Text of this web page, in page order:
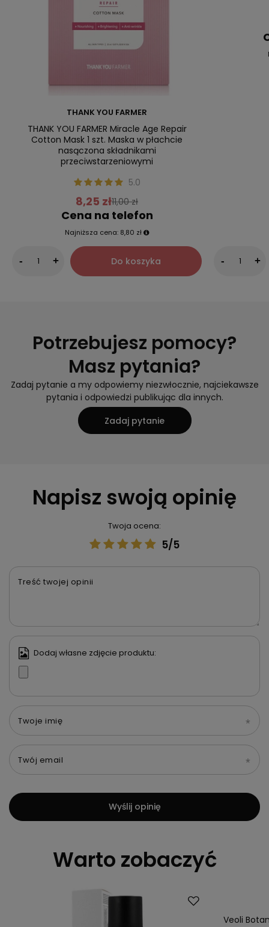
THANK YOU FARMER
THANK YOU FARMER Miracle Age Repair
Cotton Mask 1 szt. Maska w płachcie
nasączona składnikami
przeciwstarzeniowymi
5.0
8,25 zł11,00 zł
Cena na telefon
Najniższa cena: 8,80 zł
- + Do koszyka - +
Potrzebujesz pomocy?
Masz pytania?
Zadaj pytanie a my odpowiemy niezwłocznie, najciekawsze
pytania i odpowiedzi publikując dla innych.
Zadaj pytanie
Napisz swoją opinię
Twoja ocena:
5/5
Treść twojej opinii
Dodaj własne zdjęcie produktu:
Twoje imię
Twój email
Wyślij opinię
Warto zobaczyć
Veoli